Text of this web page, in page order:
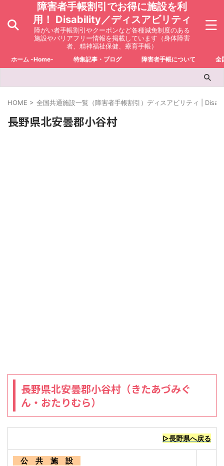
障害者手帳割引でお得に施設を利
用！ Disability／ディスアビリティ
障がい者手帳割引やクーポンなど各種減免制度のある
施設やバリアフリー情報を掲載しています（身体障害
者、精神福祉保健、療育手帳）
ホーム -Home- 特集記事・ブログ 障害者手帳について 全
HOME > 全国共通施設一覧（障害者手帳割引）ディスアビリティ |
長野県北安曇郡小谷村
長野県北安曇郡小谷村（きたあづみぐ
ん・おたりむら）
▷長野県へ戻る
公 共 施 設